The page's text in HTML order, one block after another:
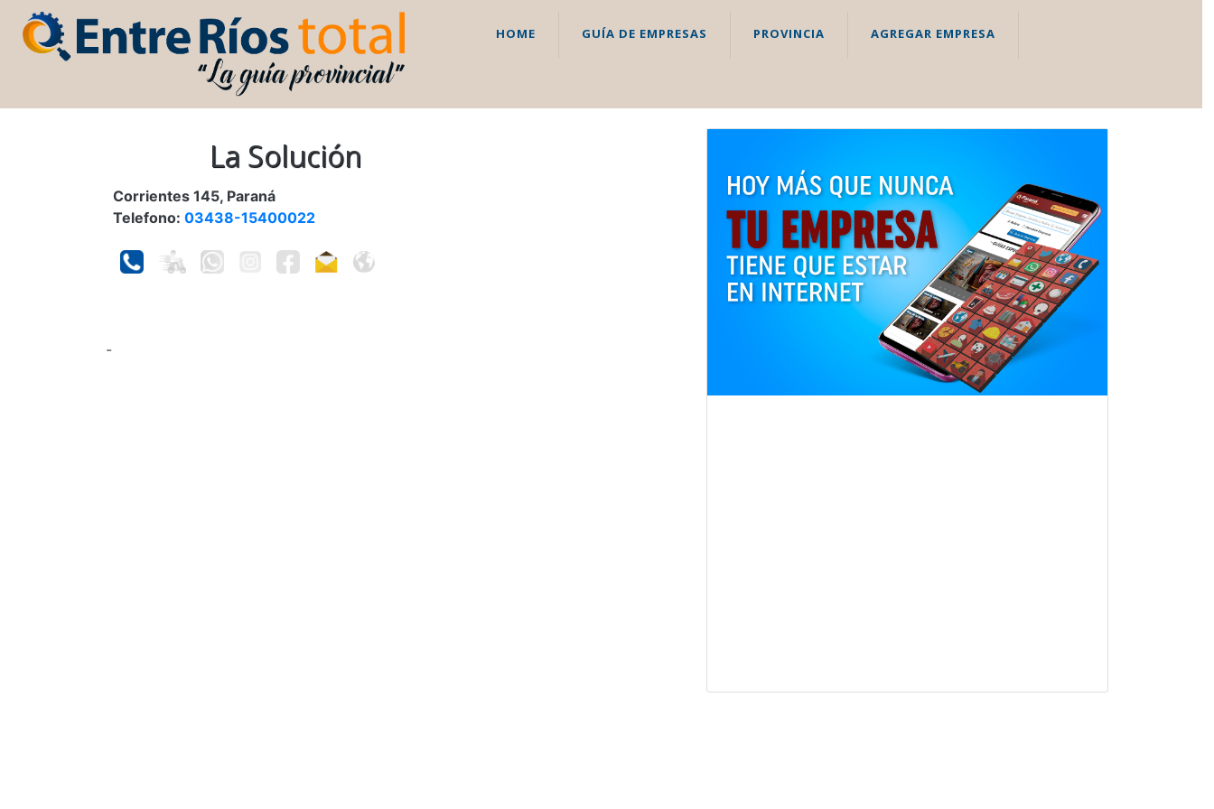
HOME GUÍA DE EMPRESAS PROVINCIA AGREGAR EMPRESA
La Solución
Corrientes 145, Paraná
Telefono: 03438-15400022
-